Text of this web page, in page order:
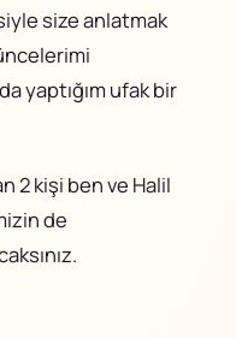
↗
size anlatmak
yaptığım ufak bir
2 kişi ben ve Halil
de